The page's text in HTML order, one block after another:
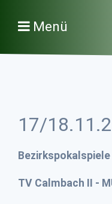
Menü
17/
TV Calmbach II -